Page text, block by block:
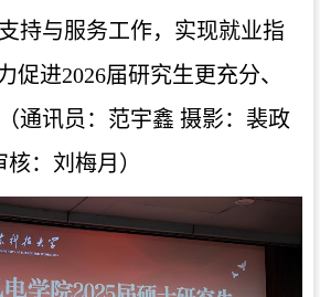
持与服务工作，实现就业指
促进2026届研究生更充分、
通讯员：范宇鑫 摄影：裴政
：刘梅月）